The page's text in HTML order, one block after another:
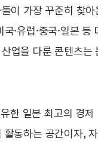
이 가장 꾸준히 찾
·유럽·중국·일본 등
업을 다룬 콘텐츠는
한 일본 최고의 경제
동하는 공간이자,